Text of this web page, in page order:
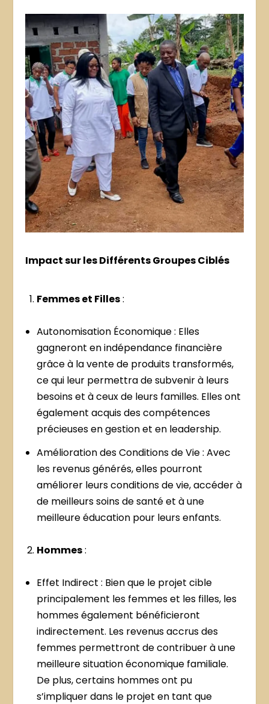
Impact sur les Différents Groupes Ciblés
Femmes et Filles:
Autonomisation Économique : Elles
gagneront en indépendance financière
grâce à la vente de produits transformés,
ce qui leur permettra de subvenir à leurs
besoins et à ceux de leurs familles. Elles ont
également acquis des compétences
précieuses en gestion et en leadership.
Amélioration des Conditions de Vie : Avec
les revenus générés, elles pourront
améliorer leurs conditions de vie, accéder à
de meilleurs soins de santé et à une
meilleure éducation pour leurs enfants.
Hommes:
Effet Indirect : Bien que le projet cible
principalement les femmes et les filles, les
hommes également bénéficieront
indirectement. Les revenus accrus des
femmes permettront de contribuer à une
meilleure situation économique familiale.
De plus, certains hommes ont pu
s’impliquer dans le projet en tant que